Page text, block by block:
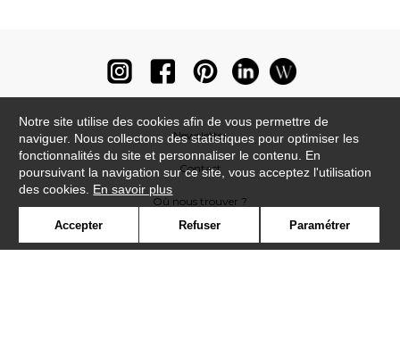
Newsletter
Contact
Où nous trouver ?
Notre site utilise des cookies afin de vous permettre de
naviguer. Nous collectons des statistiques pour optimiser les
fonctionnalités du site et personnaliser le contenu. En
poursuivant la navigation sur ce site, vous acceptez l'utilisation
des cookies. En savoir plus
Accepter Refuser Paramétrer